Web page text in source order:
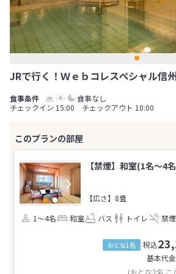
JRで行く！Ｗｅｂコレスペシャル
食事なし
チェックイン 15:00 チェックアウト 10:00
【禁煙】和室(1名～4
【広さ】8畳
1～4名
和室 バス トイレ 禁煙
おとな1名 税込
基本代
(おとな2名